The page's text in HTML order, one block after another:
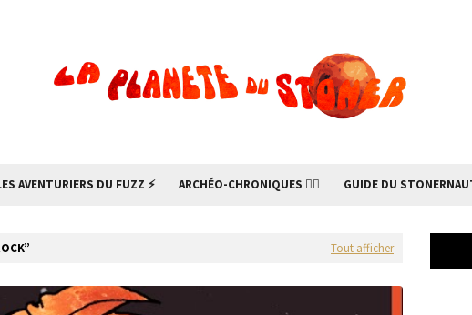
AVENTURIERS DU FUZZ ⚡ ARCHÉO-CHRONIQUES 🧙‍♂ GUIDE DU
Tout afficher